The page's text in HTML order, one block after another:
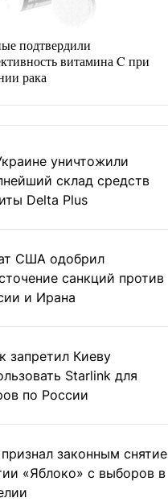
подтвердили
витамина C при
рака
уничтожили
склад средств
Delta Plus
США одобрил
санкций против
и Ирана
запретил Киеву
Starlink для
по России
законным снятие
«Яблоко» с выборов в